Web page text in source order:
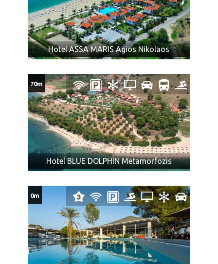
dozvoljene za prevoz prema zakonu bilo koje zemlje
kroz koju prolazi autobus (o čemu je putnik dužan da se
sam informiše), ili mogu izazvati povredu ili oštećenje
imovine, predmeta, ili za koje mi smatramo da su
nepodesni za prevoz zbog svoje težine, veličine, oblika
oštrim ili isturenim ivicama (npr. hrana koja nije
adekvatno pakovana, u skladu sa propisima; konzumno
ulje, kao i ostale zapaljive tečnosti; pesak i kamenje;
ćebad i jastuci; kuhinjsko posudje i ostala oprema za
pripremu zimnice; stolice za plažu, životinje, kao i druga
roba koja nije za ličnu upotrebu).
Obeležite vaš prtljag: ime, prezime, telefon, kako bi u
slučaju gubitka lakše bio pronađen.
Za zaboravljene stvari agencija kao prevoznik ne
Prtljag koji je primljen na prevoz biće obeležen
agencijskim nalepnicama.
Prtljag bez nalepnice neće biti primljen na prevoz.
Vaša je odgovornost da proverite da li je Vaš prtljag
unet ili iznet iz autobusa.
NAPOMENA za mesta u autobusu:Raspored sedenja u
Hotel ASSA MARIS Agios Nikolaos
Hotel BLUE DOLPHIN Metamorfozis
70m
0m